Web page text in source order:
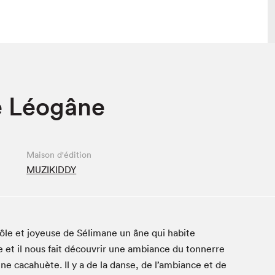
Salon
Léogâne
Maison d'édition
MUZIKIDDY
et joyeuse de Séli­mane un âne qui habite
et il nous fait décou­vrir une ambiance du ton­nerre
cac­ahuète. Il y a de la danse, de l’am­biance et de